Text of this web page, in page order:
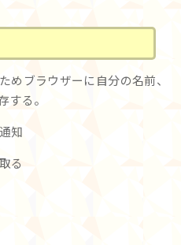
めブラウザーに自分の名前、
する。
知
る